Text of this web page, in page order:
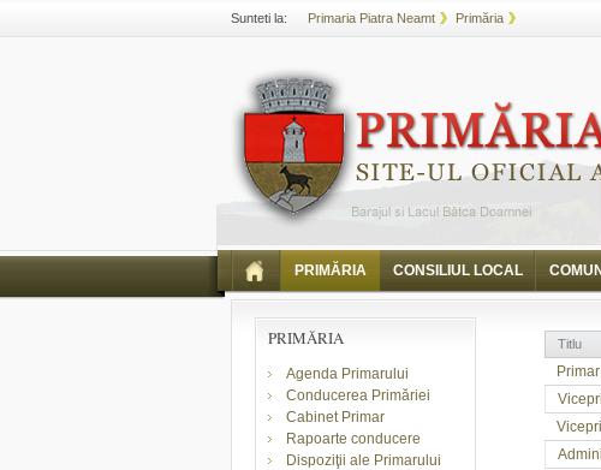
Sunteti la: Primaria Piatra Neamt Primăria
PRIMĂRIA CONSILIUL LOCAL
PRIMĂRIA
Agenda Primarului
Conducerea Primăriei
Cabinet Primar
Rapoarte conducere
Dispoziţii ale Primarului
Titlu